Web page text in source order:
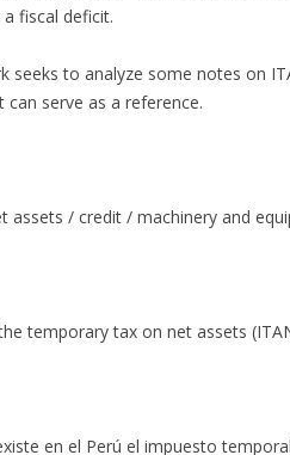
fiscal deficit.
seeks to analyze some notes on
serve as a reference.
assets / credit / machinery and
temporary tax on net assets
en el Perú el impuesto